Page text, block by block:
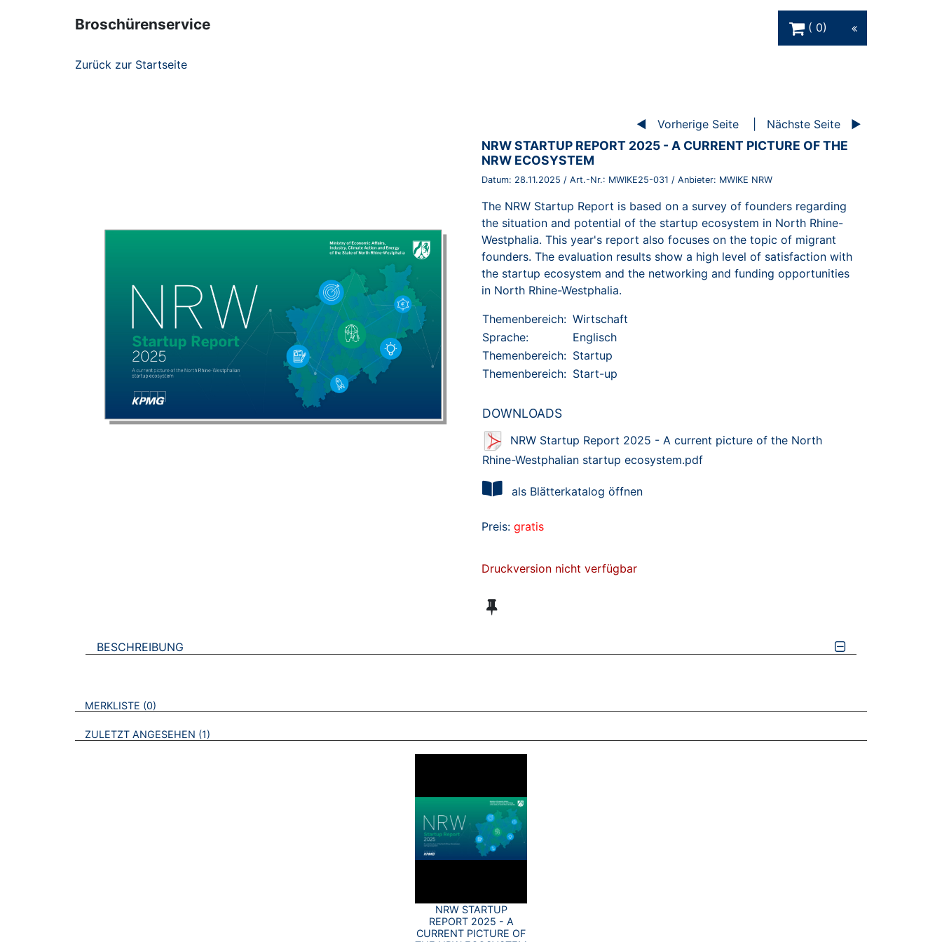
Broschürenservice
0
Zurück zur Startseite
Vorherige Seite Nächste Seite
BROSCHÜRE:
NRW STARTUP REPORT 2025 - A CURRENT PICTURE OF THE
NRW ECOSYSTEM
Datum: 28.11.2025 / Art.-Nr.: MWIKE25-031 / Anbieter: MWIKE NRW
The NRW Startup Report is based on a survey of founders regarding
the situation and potential of the startup ecosystem in North Rhine-
Westphalia. This year's report also focuses on the topic of migrant
founders. The evaluation results show a high level of satisfaction with
the startup ecosystem and the networking and funding opportunities
in North Rhine-Westphalia.
Themenbereich: Wirtschaft
Sprache:
Englisch
Themenbereich: Startup
Themenbereich: Start-up
DOWNLOADS
NRW Startup Report 2025 - A current picture of the North
Rhine-Westphalian startup ecosystem.pdf
als Blätterkatalog öffnen
Preis: gratis
Druckversion nicht verfügbar
BESCHREIBUNG
VERWEISE AUF VERMERKTE- ODER ZULETZT ANGESEHENE BROSCHÜREN
MERKLISTE 0
ZULETZT ANGESEHEN 1
NRW STARTUP
REPORT 2025 - A
CURRENT PICTURE OF